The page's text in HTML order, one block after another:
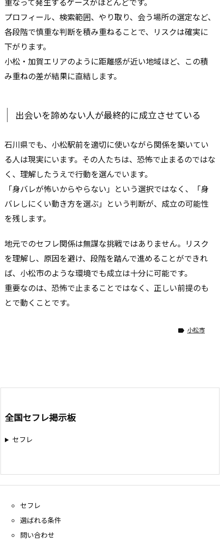
プロフィール、検索範囲、やり取り、会う場所の選定など、
各段階で慎重な判断を積み重ねることで、リスクは確実に
下がります。
小松・加賀エリアのように距離感が近い地域ほど、この積
み重ねの差が結果に直結します。
出会いを諦めない人が最終的に成立させている
石川県でも、小松駅前を適切に使いながら関係を築いてい
る人は現実にいます。その人たちは、恐怖で止まるのではな
く、理解したうえで行動を選んでいます。
「身バレが怖いからやらない」という選択ではなく、「身
バレしにくい動き方を選ぶ」という判断が、成立の可能性
を残します。
地元でのセフレ関係は無謀な挑戦ではありません。リスク
を理解し、原因を避け、段階を踏んで進めることができれ
ば、小松市のような環境でも成立は十分に可能です。
重要なのは、恐怖で止まることではなく、正しい前提のも
とで動くことです。
 小松市
全国セフレ掲示板
セフレ
セフレ
選ばれる条件
問い合わせ